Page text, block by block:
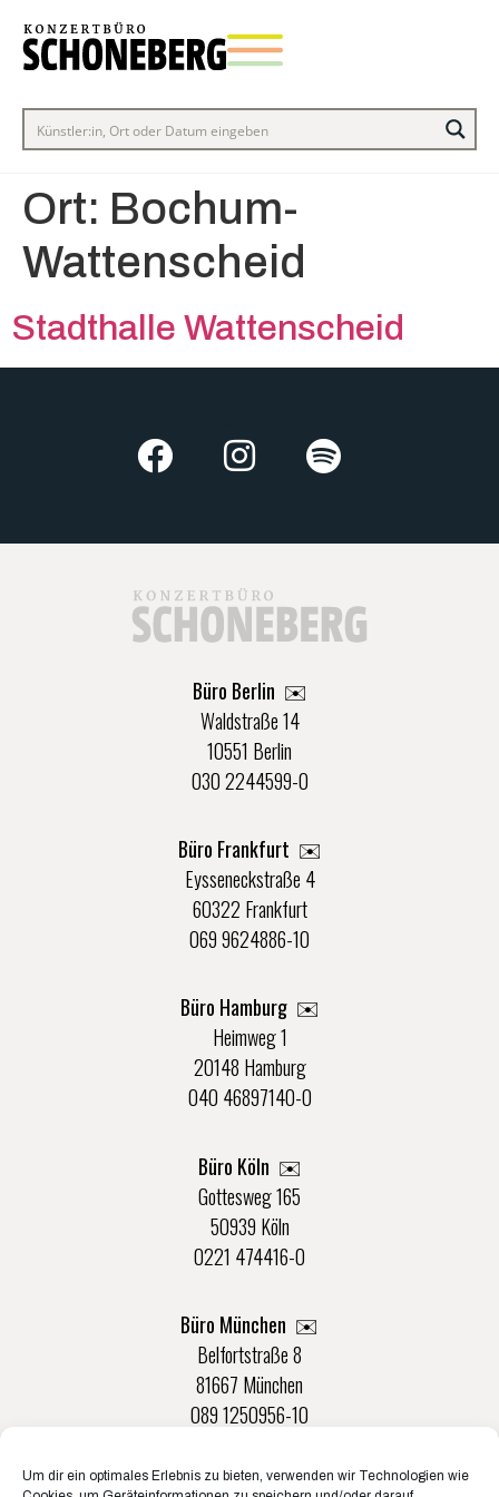
Um dir ein optimales Erlebnis zu bieten, verwenden wir Technologien wie
Ort: Bochum-
Wattenscheid
Stadthalle Wattenscheid
Büro Berlin ✉️
Waldstraße 14
10551 Berlin
030 2244599-0
Büro Frankfurt ✉️
Eysseneckstraße 4
60322 Frankfurt
069 9624886-10
Büro Hamburg ✉️
Heimweg 1
20148 Hamburg
040 46897140-0
Büro Köln ✉️
Gottesweg 165
50939 Köln
0221 474416-0
Büro München ✉️
Belfortstraße 8
81667 München
089 1250956-10
Büro Münster ✉️